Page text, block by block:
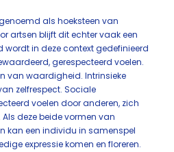
als hoeksteen van
artsen blijft dit echter vaak een
in deze context gedefinieerd
gerespecteerd voelen.
van waardigheid. Intrinsieke
zelfrespect. Sociale
voelen door anderen, zich
deze beide vormen van
kan een individu in samenspel
expressie komen en floreren.